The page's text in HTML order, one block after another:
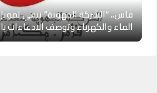
فاس.. “الشركة الجهوية” تنفي تمويل
الماء والكهرباء وتوصف الادعاءات